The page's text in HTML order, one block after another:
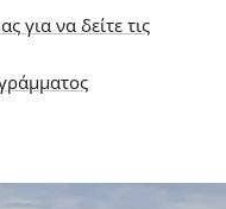
για να δείτε τις